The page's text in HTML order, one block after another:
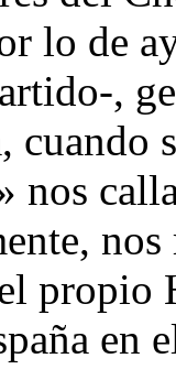
lo de
,
cuando
nos
propio
en